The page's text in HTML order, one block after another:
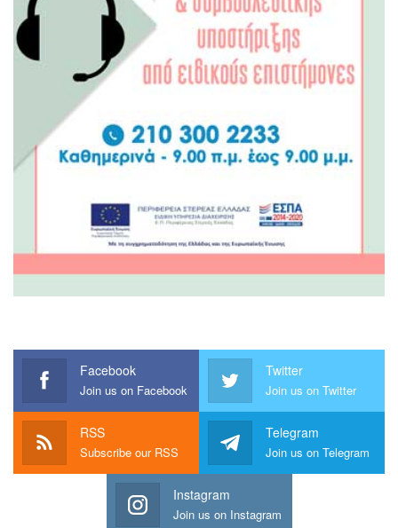
Facebook
Join us on Facebook
Twitter
Join us on Twitter
RSS
Subscribe our RSS
Telegram
Join us on Telegram
Instagram
Join us on Instagram